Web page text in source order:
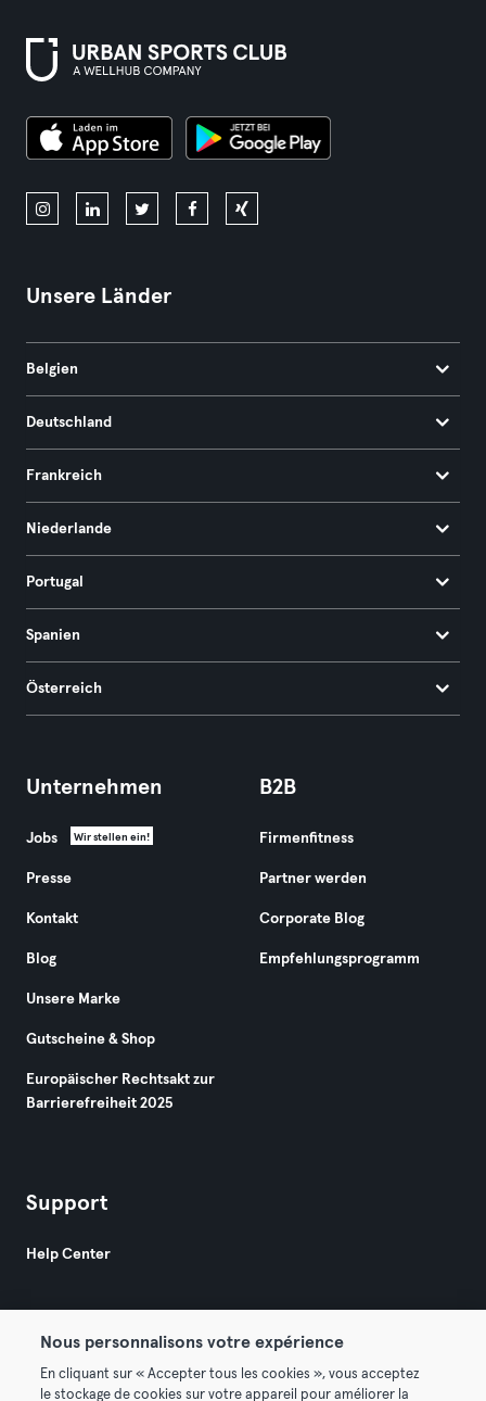
Unsere Länder
Belgien
Deutschland
Frankreich
Niederlande
Portugal
Spanien
Österreich
Unternehmen
Jobs Wir stellen ein!
Presse
Kontakt
Blog
Unsere Marke
Gutscheine & Shop
Europäischer Rechtsakt zur
Barrierefreiheit 2025
B2B
Firmenfitness
Partner werden
Corporate Blog
Empfehlungsprogramm
Support
Help Center
Nous personnalisons votre expérience
En cliquant sur « Accepter tous les cookies », vous acceptez
le stockage de cookies sur votre appareil pour améliorer la